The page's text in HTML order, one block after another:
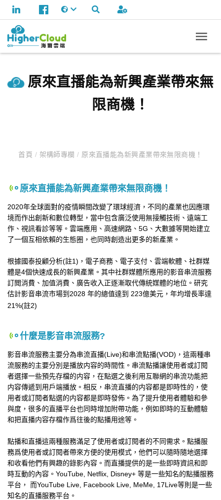
原來直播能為新興產業帶來無
限商機！
首頁 / 架構師專欄/ 原來直播能為新興產業帶來無限商機！
原來直播能為新興產業帶來無限商機！
2020年全球面對的疫情瞬間改變了環球經濟，不同的產業也因應環
境而作出創新和數位轉型，當中包含廣泛使用無接觸技術、遠端工
作、視訊看診等等。雲端應用、高速網路、5G、大數據等開始建立
了一個互相依賴的生態圈，也同時創造出更多的新產業。
根據國泰投顧分析(註1)，電子商務、電子支付、雲端軟體、社群媒
體是4個快速成長的新興產業。其中社群媒體所應用的影音串流服務
訂閲消費、加值消費、廣告收入正逐漸取代傳統媒體的地位。研究
估計影音串流市場到2028 年的總值達到 223億美元，年均增長率達
21%(註2)
什麼是影音串流服務?
影音串流服務主要分為串流直播(Live)和串流點播(VOD)，這兩種串
流服務的主要分別是播放内容的時間性。串流點播讓使用者或訂閱
者選擇一些預先存檔的内容，在點選之後利用互聯網的串流功能把
内容傳遞到用戶端播放。相反，串流直播的内容都是即時性的，使
用者或訂閱者點選的内容都是即時發佈。為了提升使用者體驗和參
與度，很多的直播平台也同時增加附帶功能，例如即時的互動體驗
和把直播内容存檔作爲往後的點播用途等。
點播和直播這兩種服務滿足了使用者或訂閱者的不同需求。點播服
務爲使用者或訂閱者帶來方便的使用模式，他們可以隨時隨地選擇
和收看他們有興趣的錄影內容。而直播提供的是一些即時資訊和即
時互動的內容。YouTube, Netflix, Disney+ 等是一些知名的點播服務
平台， 而YouTube Live, Facebook Live, MeMe, 17Live等則是一些
知名的直播服務平台。